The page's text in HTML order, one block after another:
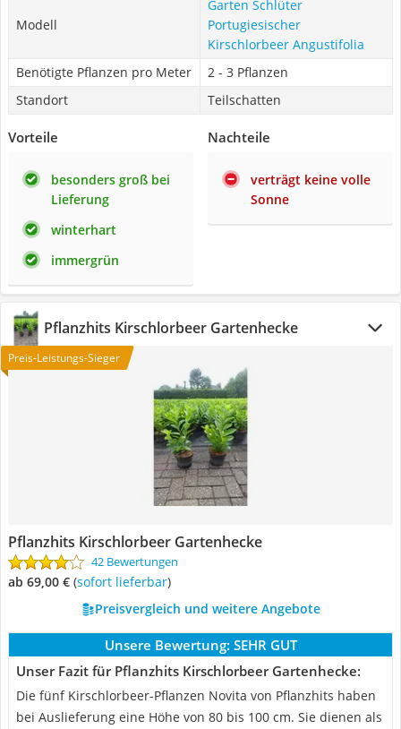
Modell
Garten Schlüter
Portugiesischer
Kirschlorbeer Angustifolia
Benötigte Pflanzen pro Meter
2 - 3 Pflanzen
Standort
Teilschatten
Vorteile
besonders groß bei
Lieferung
winterhart
immergrün
Nachteile
verträgt keine volle
Sonne
Pflanzhits Kirschlorbeer Gartenhecke
Preis-Leistungs-Sieger
Pflanzhits Kirschlorbeer Gartenhecke
42 Bewertungen
ab 69,00 € ( Sofort lieferbar)
Preisvergleich und weitere Angebote
Unsere Bewertung: SEHR GUT
Unser Fazit für Pflanzhits Kirschlorbeer Gartenhecke:
Die fünf Kirschlorbeer-Pflanzen Novita von Pflanzhits haben
bei Auslieferung eine Höhe von 80 bis 100 cm. Sie dienen als